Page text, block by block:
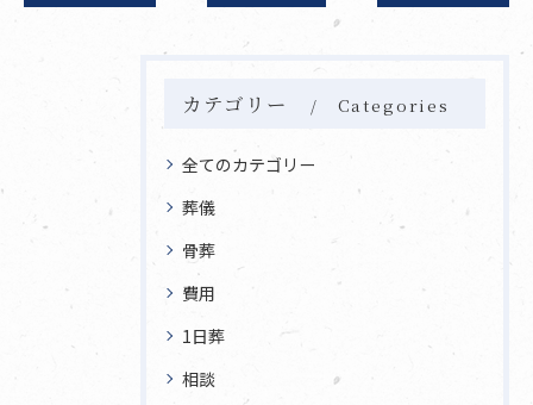
カテゴリー Categories
全てのカテゴリー
葬儀
骨葬
費用
1日葬
相談